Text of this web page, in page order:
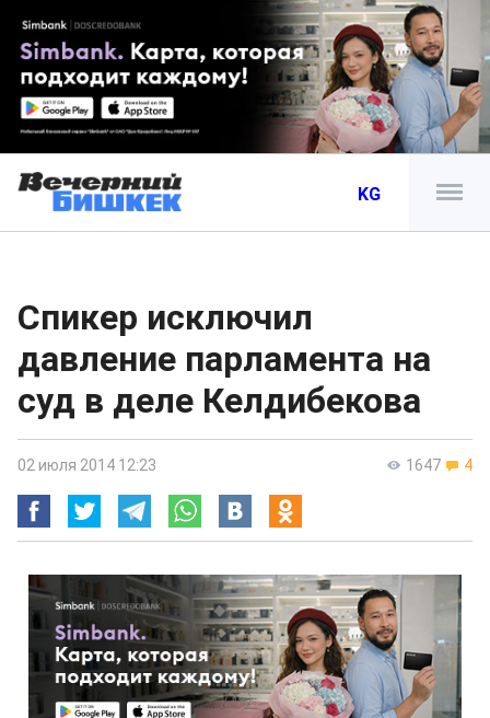
KG
Спикер исключил
давление парламента на
суд в деле Келдибекова
1647 4
02 июля 2014 12:23